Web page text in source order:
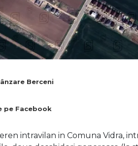
Berceni
pe Facebook
intravilan in Comuna Vidra,